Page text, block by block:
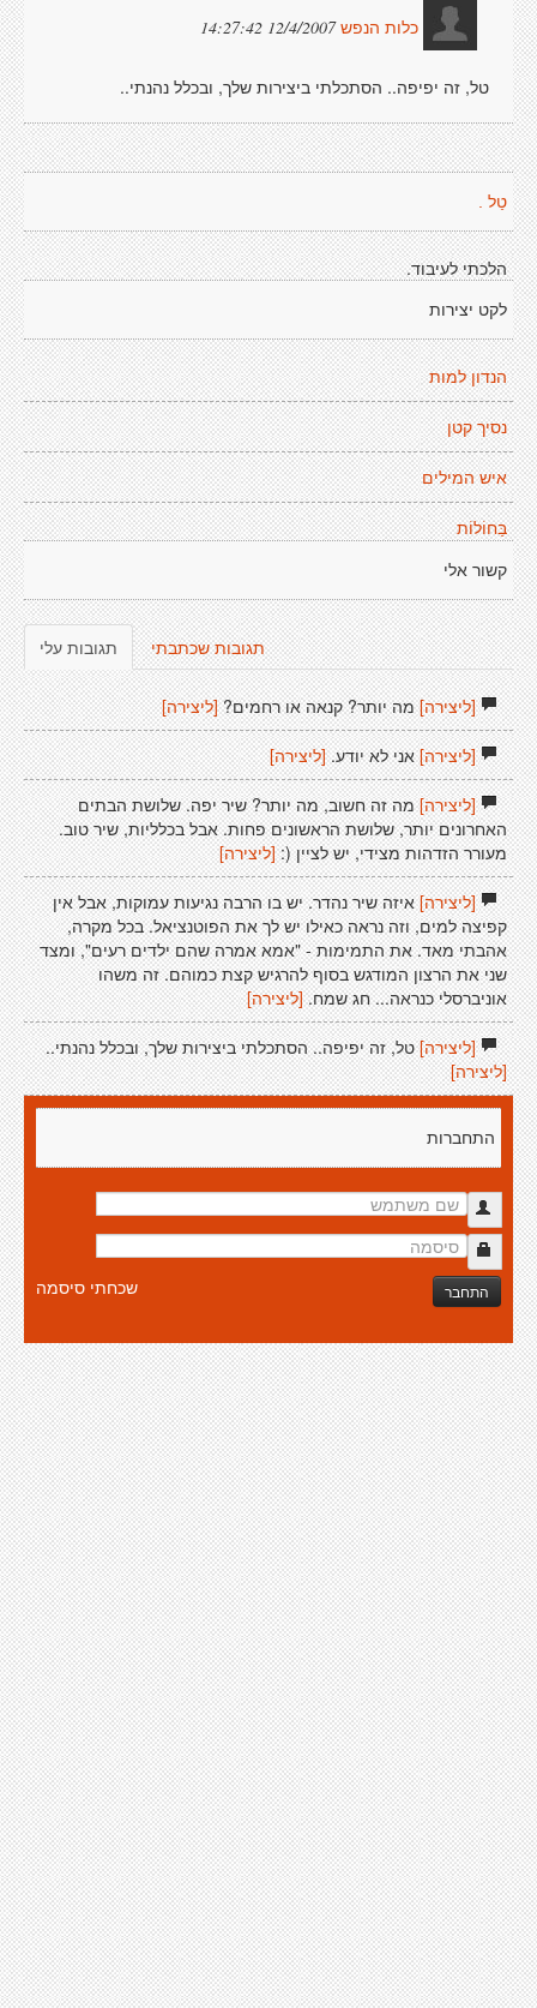
כלות הנפש 12/4/2007 14:27:42
טל, זה יפיפה.. הסתכלתי ביצירות שלך, ובכלל נהנתי..
טַל .
הלכתי לעיבוד.
לקט יצירות
הנדון למות
נסיך קטן
איש המילים
בַּחוֹלוֹת
קשור אלי
תגובות עלי תגובות שכתבתי
[ליצירה]מה יותר? קנאה או רחמים? [ליצירה]
[ליצירה]אני לא יודע.[ליצירה]
[ליצירה]מה זה חשוב, מה יותר? שיר יפה. שלושת הבתים
האחרונים יותר, שלושת הראשונים פחות. אבל בכלליות, שיר טוב.
מעורר הזדהות מצידי, יש לציין (: [ליצירה]
[ליצירה]איזה שיר נהדר. יש בו הרבה נגיעות עמוקות, אבל אין
קפיצה למים, וזה נראה כאילו יש לך את הפוטנציאל. בכל מקרה,
אהבתי מאד. את התמימות - "אמא אמרה שהם ילדים רעים", ומצד
שני את הרצון המודגש בסוף להרגיש קצת כמוהם. זה משהו
אוניברסלי כנראה... חג שמח. [ליצירה]
[ליצירה]טל, זה יפיפה.. הסתכלתי ביצירות שלך, ובכלל נהנתי..
[ליצירה]
התחברות
התחבר שכחתי סיסמה